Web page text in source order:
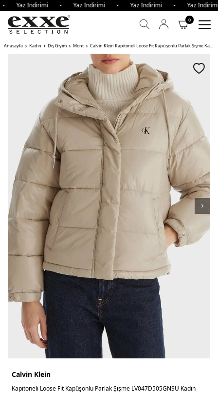
Yaz İndirimi - Yaz İndirimi - Yaz İndirimi - Yaz
0
Anasayfa Kadın Dış Giyim Mont Calvin Klein Kapitoneli Loose Fit Kapüşonlu Parlak Şişme Kadın Mont NSU
Calvin Klein
Kapitoneli Loose Fit Kapüşonlu Parlak Şişme LV047D505GNSU Kadın